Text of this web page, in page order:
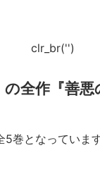
clr_br('')
の全作『善
5巻となっています